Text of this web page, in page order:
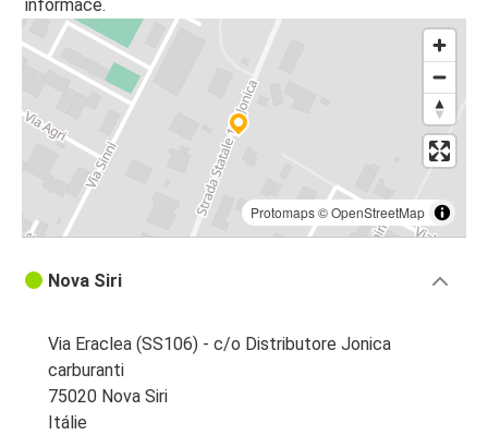
informace.
Protomaps©OpenStreetMap
Nova Siri
Via Eraclea (SS106) - c/o Distributore Jonica
carburanti
75020 Nova Siri
Itálie